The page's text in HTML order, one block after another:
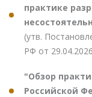
практике
(утв.
РФ от
"Обзор
Российской